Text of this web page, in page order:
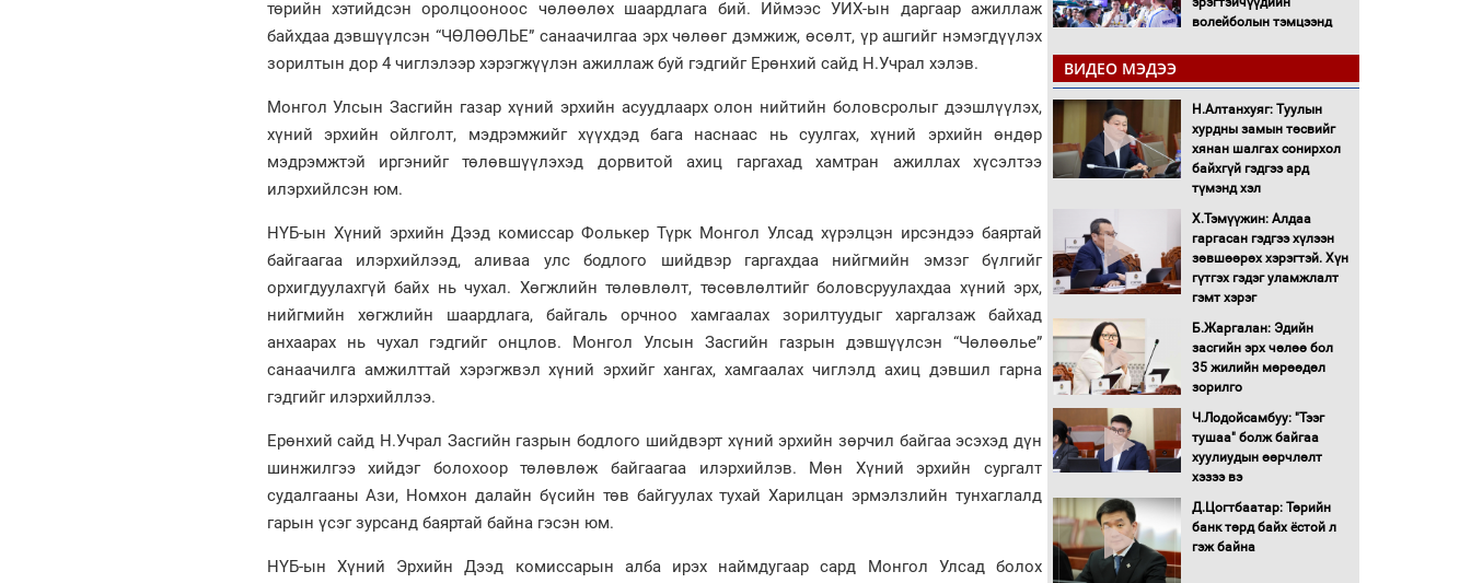
төрийн хэтийдсэн оролцооноос чөлөөлөх шаардлага бий. Иймээс УИХ-ын даргаар ажиллаж
байхдаа дэвшүүлсэн “ЧӨЛӨӨЛЬЕ” санаачилгаа эрх чөлөөг дэмжиж, өсөлт, үр ашгийг нэмэгдүүлэх
зорилтын дор 4 чиглэлээр хэрэгжүүлэн ажиллаж буй гэдгийг Ерөнхий сайд Н.Учрал хэлэв.
Монгол Улсын Засгийн газар хүний эрхийн асуудлаарх олон нийтийн боловсролыг дээшлүүлэх,
хүний эрхийн ойлголт, мэдрэмжийг хүүхдэд бага наснаас нь суулгах, хүний эрхийн өндөр
мэдрэмжтэй иргэнийг төлөвшүүлэхэд дорвитой ахиц гаргахад хамтран ажиллах хүсэлтээ
илэрхийлсэн юм.
НҮБ-ын Хүний эрхийн Дээд комиссар Фолькер Түрк Монгол Улсад хүрэлцэн ирсэндээ баяртай
байгаагаа илэрхийлээд, аливаа улс бодлого шийдвэр гаргахдаа нийгмийн эмзэг бүлгийг
орхигдуулахгүй байх нь чухал. Хөгжлийн төлөвлөлт, төсөвлөлтийг боловсруулахдаа хүний эрх,
нийгмийн хөгжлийн шаардлага, байгаль орчноо хамгаалах зорилтуудыг харгалзаж байхад
анхаарах нь чухал гэдгийг онцлов. Монгол Улсын Засгийн газрын дэвшүүлсэн “Чөлөөлье”
санаачилга амжилттай хэрэгжвэл хүний эрхийг хангах, хамгаалах чиглэлд ахиц дэвшил гарна
гэдгийг илэрхийллээ.
Ерөнхий сайд Н.Учрал Засгийн газрын бодлого шийдвэрт хүний эрхийн зөрчил байгаа эсэхэд дүн
шинжилгээ хийдэг болохоор төлөвлөж байгаагаа илэрхийлэв. Мөн Хүний эрхийн сургалт
судалгааны Ази, Номхон далайн бүсийн төв байгуулах тухай Харилцан эрмэлзлийн тунхаглалд
гарын үсэг зурсанд баяртай байна гэсэн юм.
НҮБ-ын Хүний Эрхийн Дээд комиссарын алба ирэх наймдугаар сард Монгол Улсад болох
волейболын тэмцээнд
хүслээ
Автобензин, дизель
түлшний онцгой албан
татварыг тэглэлээ
горимд эрүүл мэндийн
салбар хамаарахгүй
Нөөцийн махны
нээлттэй ил тод болгоно
Монгол Улс “COP17”-д
төлөвлөгөө”-гөө
танилцуулна
16 төрлийн эмийг нэг эх
журмыг баталлаа
ВИДЕО МЭДЭЭ
Н.Алтанхуяг: Туулын
хурдны замын төсвийг
хянан шалгах сонирхол
байхгүй гэдгээ ард
түмэнд хэл
Х.Тэмүүжин: Алдаа
гаргасан гэдгээ хүлээн
зөвшөөрөх хэрэгтэй. Хүн
гүтгэх гэдэг уламжлалт
гэмт хэрэг
Б.Жаргалан: Эдийн
засгийн эрх чөлөө бол
35 жилийн мөрөөдөл
зорилго
Ч.Лодойсамбуу: "Тээг
тушаа" болж байгаа
хуулиудын өөрчлөлт
хэзээ вэ
Д.Цогтбаатар: Төрийн
банк төрд байх ёстой л
гэж байна